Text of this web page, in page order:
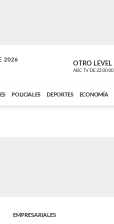
2026
OTRO LEVEL
ABC TV DE 22:00:00
POLICIALES DEPORTES ECONOMÍA
EMPRESARIALES